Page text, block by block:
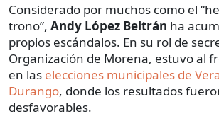
Considerado por muchos como el
trono”, Andy López Beltrán ha
propios escándalos. En su rol de
Organización de Morena, estuvo al
en las elecciones municipales de
Durango, donde los resultados
desfavorables.